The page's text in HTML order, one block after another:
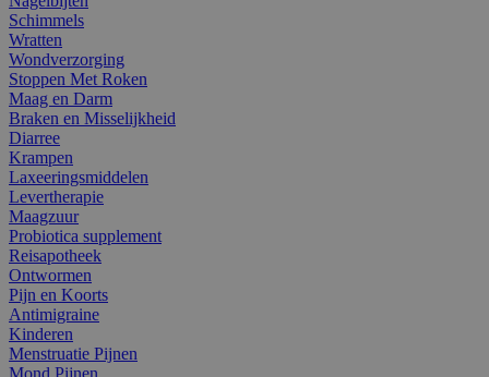
Schimmels
Wratten
Wondverzorging
Stoppen Met Roken
Maag en Darm
Braken en Misselijkheid
Diarree
Krampen
Laxeeringsmiddelen
Levertherapie
Maagzuur
Probiotica supplement
Reisapotheek
Ontwormen
Pijn en Koorts
Antimigraine
Kinderen
Menstruatie Pijnen
Mond Pijnen